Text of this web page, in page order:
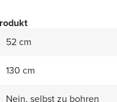
52 cm
130 cm
Nein, selbst zu bohren